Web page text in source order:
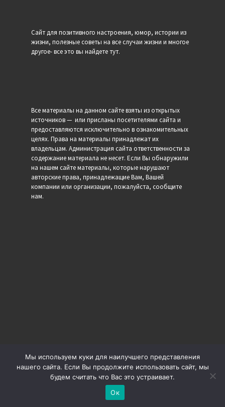
Сайт для позитивного настроения, юмор, истории из
жизни, полезные советы на все случаи жизни и многое
другое- все это вы найдете тут.
Все материалы на данном сайте взяты из открытых
источников — или присланы посетителями сайта и
предоставляются исключительно в ознакомительных
целях. Права на материалы принадлежат их
владельцам. Администрация сайта ответственности за
содержание материала не несет. Если Вы обнаружили
на нашем сайте материалы, которые нарушают
авторские права, принадлежащие Вам, Вашей
компании или организации, пожалуйста, сообщите
нам.
© 2026Минутка– Все права защищены
– Разработан в
Мы используем куки для наилучшего представления
нашего сайта. Если Вы продолжите использовать сайт, мы
будем считать что Вас это устраивает.
Ок